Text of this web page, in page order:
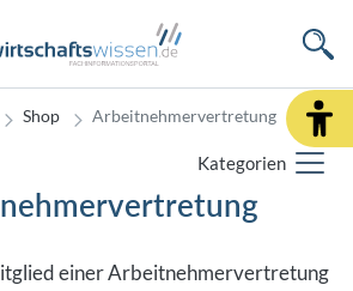
Shop Arbeitnehmervertretung
einer Arbeitnehmervertretung
Kategorien